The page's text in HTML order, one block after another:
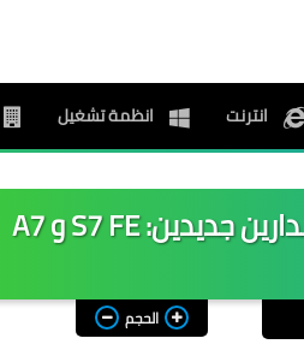
انترنت انظمة تشغيل
سامسونج تعزز محفظتها من أجهزة جالاكسي اللوحية بإصدارين جديدين: S7 FE و A7
الحجم